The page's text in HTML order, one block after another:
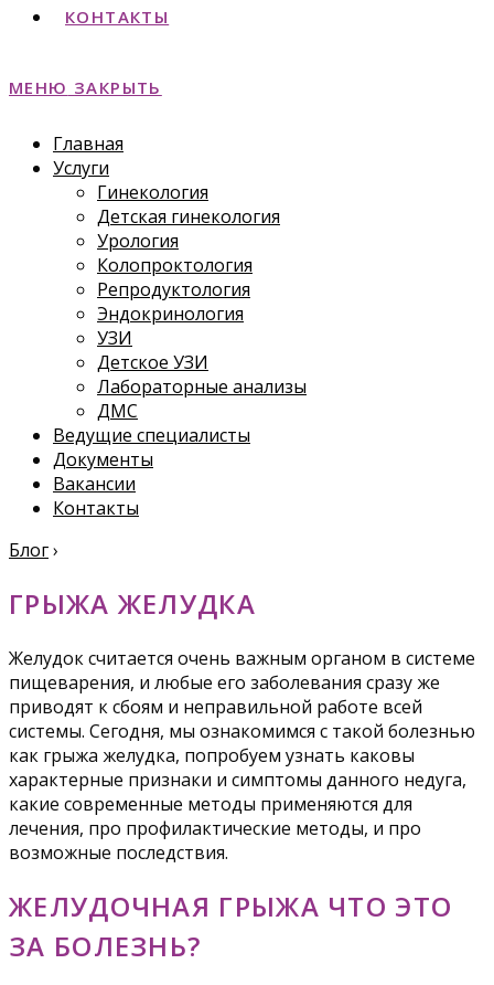
КОНТАКТЫ
МЕНЮ ЗАКРЫТЬ
Главная
Услуги
Гинекология
Детская гинекология
Урология
Колопроктология
Репродуктология
Эндокринология
УЗИ
Детское УЗИ
Лабораторные анализы
ДМС
Ведущие специалисты
Документы
Вакансии
Контакты
Блог›
ГРЫЖА ЖЕЛУДКА
Желудок считается очень важным органом в системе
пищеварения, и любые его заболевания сразу же
приводят к сбоям и неправильной работе всей
системы. Сегодня, мы ознакомимся с такой болезнью
как грыжа желудка, попробуем узнать каковы
характерные признаки и симптомы данного недуга,
какие современные методы применяются для
лечения, про профилактические методы, и про
возможные последствия.
ЖЕЛУДОЧНАЯ ГРЫЖА ЧТО ЭТО
ЗА БОЛЕЗНЬ?